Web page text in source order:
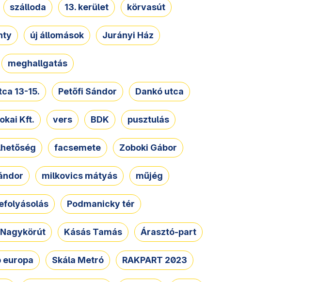
szálloda 13. kerület körvasút
új állomások Jurányi Ház
meghallgatás
13-15. Petőfi Sándor Dankó utca
Kft. vers BDK pusztulás
facsemete Zoboki Gábor
milkovics mátyás műjég
Podmanicky tér
Kásás Tamás Árasztó-part
europa Skála Metró RAKPART 2023